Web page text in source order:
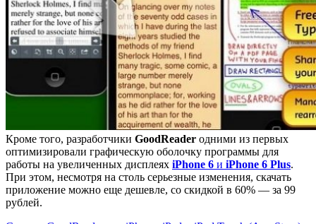
Кроме того, разработчики GoodReader одними из первых
оптимизировали графическую оболочку программы для
работы на увеличенных дисплеях iPhone 6 и iPhone 6 Plus.
При этом, несмотря на столь серьезные изменения, скачать
приложение можно еще дешевле, со скидкой в 60% — за 99
рублей.